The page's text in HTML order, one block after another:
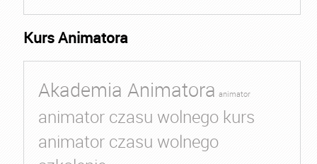
Kurs Animatora
Akademia Animatora animator
animator czasu wolnego kurs
animator czasu wolnego